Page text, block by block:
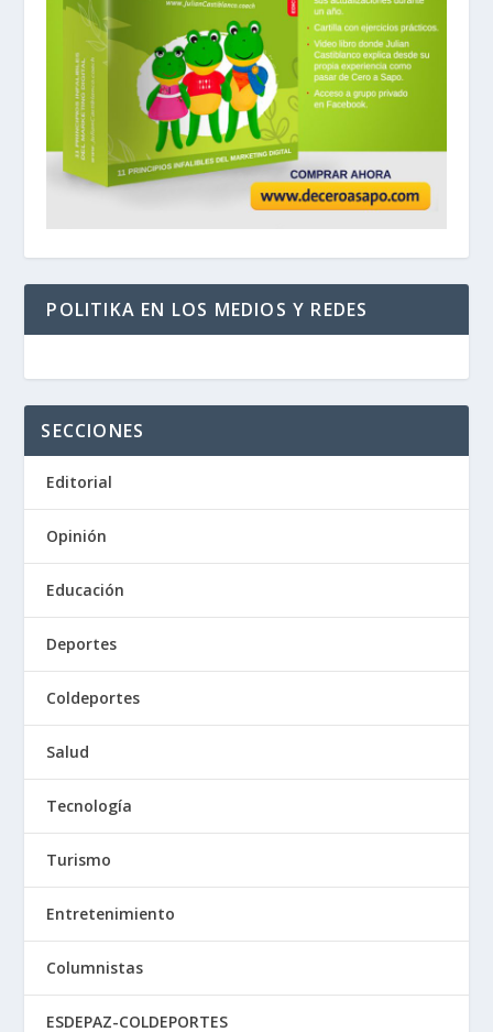
POLITIKA EN LOS MEDIOS Y REDES
SECCIONES
Editorial
Opinión
Educación
Deportes
Coldeportes
Salud
Tecnología
Turismo
Entretenimiento
Columnistas
ESDEPAZ-COLDEPORTES